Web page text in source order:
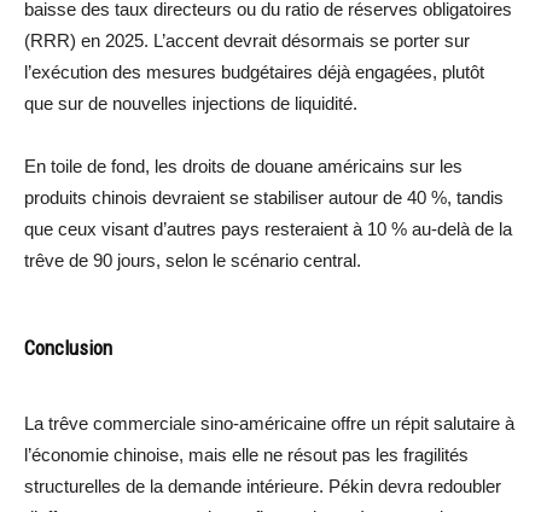
baisse des taux directeurs ou du ratio de réserves obligatoires
(RRR) en 2025. L’accent devrait désormais se porter sur
l’exécution des mesures budgétaires déjà engagées, plutôt
que sur de nouvelles injections de liquidité.
En toile de fond, les droits de douane américains sur les
produits chinois devraient se stabiliser autour de 40 %, tandis
que ceux visant d’autres pays resteraient à 10 % au-delà de la
trêve de 90 jours, selon le scénario central.
Conclusion
La trêve commerciale sino-américaine offre un répit salutaire à
l’économie chinoise, mais elle ne résout pas les fragilités
structurelles de la demande intérieure. Pékin devra redoubler